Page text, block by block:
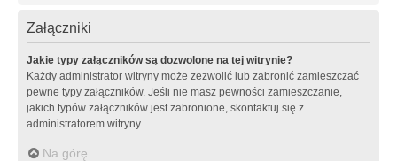
Załączniki
Jakie typy załączników są dozwolone na tej witrynie?
Każdy administrator witryny może zezwolić lub zabronić zamieszczać
pewne typy załączników. Jeśli nie masz pewności zamieszczanie,
jakich typów załączników jest zabronione, skontaktuj się z
administratorem witryny.
Na górę